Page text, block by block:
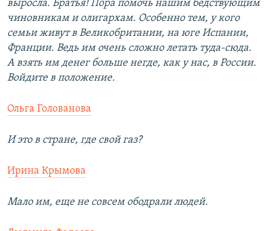
выросла. Братья! Пора помочь нашим бедствующим
чиновникам и олигархам. Особенно тем, у кого
семьи живут в Великобритании, на юге Испании,
Франции. Ведь им очень сложно летать туда-сюда.
А взять им денег больше негде, как у нас, в России.
Войдите в положение.
Ольга Голованова
И это в стране, где свой газ?
Ирина Крымова
Мало им, еще не совсем ободрали людей.